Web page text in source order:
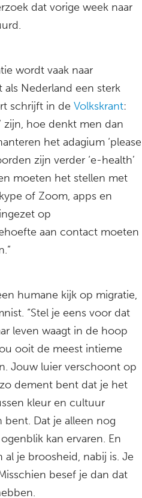
dat vorige week naar
wordt vaak naar
als Nederland een sterk
schrijft in de Volkskrant:
zijn, hoe denkt men dan
het adagium ‘please
zijn verder ‘e-health’
moeten het stellen met
of Zoom, apps en
op
aan contact moeten
humane kijk op migratie,
“Stel je eens voor dat
leven waagt in de hoop
ooit de meest intieme
Jouw luier verschoont op
dement bent dat je het
kleur en cultuur
bent. Dat je alleen nog
kan ervaren. En
je broosheid, nabij is. Je
besef je dan dat